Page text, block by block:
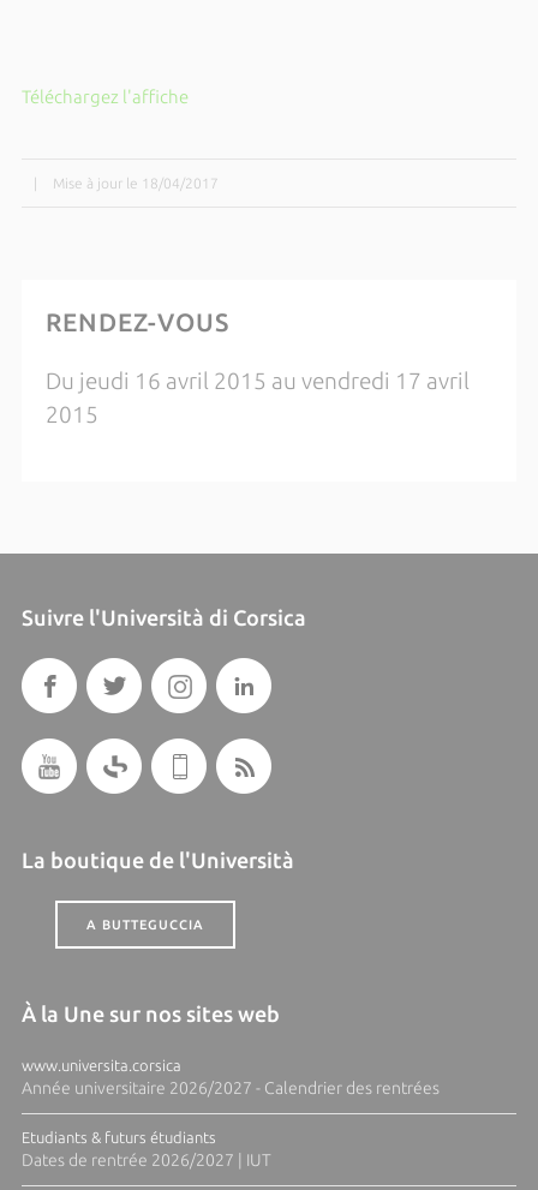
Téléchargez l'affiche
Mise à jour le 18/04/2017
RENDEZ-VOUS
Du jeudi 16 avril 2015 au vendredi 17 avril
2015
Suivre l'Università di Corsica
La boutique de l'Università
A BUTTEGUCCIA
À la Une sur nos sites web
www.universita.corsica
Année universitaire 2026/2027 - Calendrier des rentrées
Etudiants & futurs étudiants
Dates de rentrée 2026/2027 | IUT